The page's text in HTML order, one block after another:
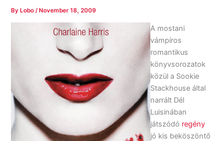
By Lobo/ November 18, 2009
A mostani
vámpíros
romantikus
könyvsorozatok
közül a Sookie
Stackhouse által
narrált Dél
Luisinában
játszódó regény
jó kis beköszöntő